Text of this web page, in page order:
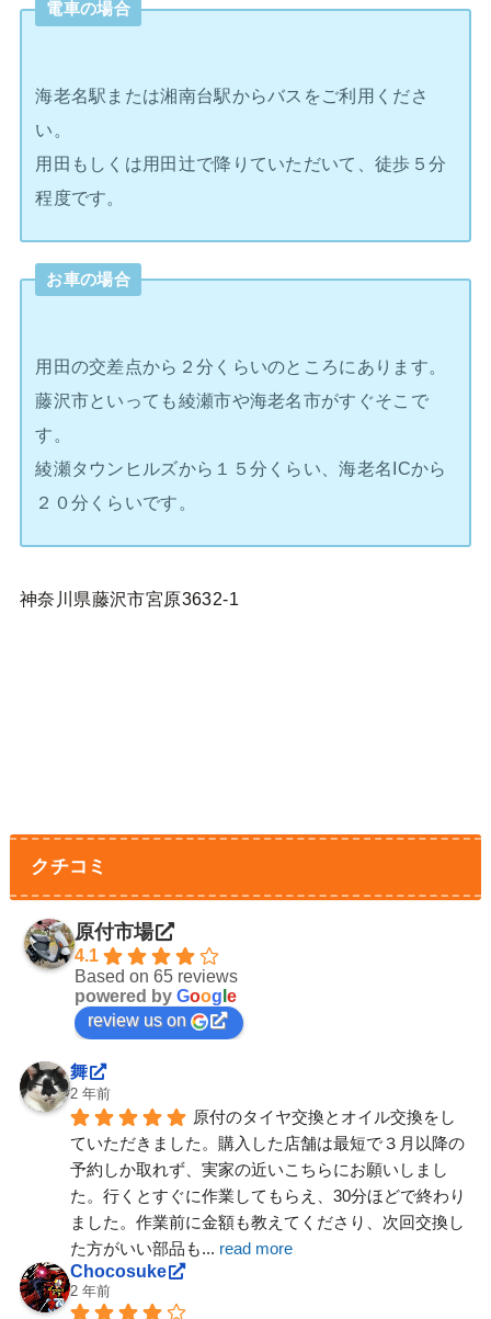
電車の場合
海老名駅または湘南台駅からバスをご利用くださ
い。
用田もしくは用田辻で降りていただいて、徒歩５分
程度です。
お車の場合
用田の交差点から２分くらいのところにあります。
藤沢市といっても綾瀬市や海老名市がすぐそこで
す。
綾瀬タウンヒルズから１５分くらい、海老名ICから
２０分くらいです。
神奈川県藤沢市宮原3632-1
クチコミ
原付市場
4.1
Based on 65 reviews
powered by Goog e
review us on
舞
2 年前
原付のタイヤ交換とオイル交換をし
ていただきました。購入した店舗は最短で３月以降の
予約しか取れず、実家の近いこちらにお願いしまし
た。行くとすぐに作業してもらえ、30分ほどで終わり
ました。作業前に金額も教えてくださり、次回交換し
た方がいい部品も... read more
Chocosuke
2 年前